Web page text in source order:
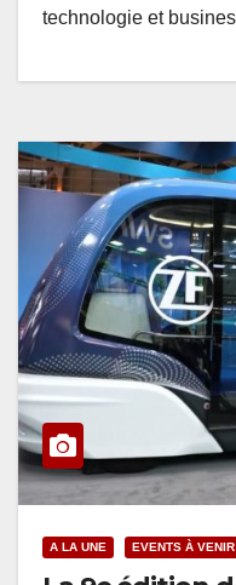
technologie et
A LA UNE EVENTS À VENIR